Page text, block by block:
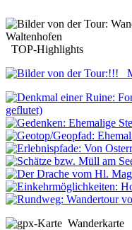
TOP-Highlights
Wanderkarte